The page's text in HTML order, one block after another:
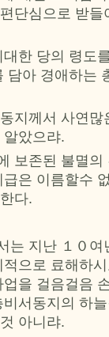
단심으로 받
한 당의 령도
담아 경애하는
지께서 사연
았으랴.
보존된 불멸
은 이름할수
다.
는 지난 １０
으로 료해하
을 걸음걸음
서동지의 하
아니랴.